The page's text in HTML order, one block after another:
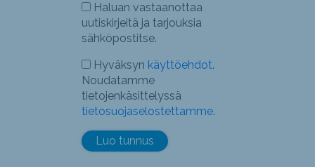
Haluan vastaanottaa
uutiskirjeitä ja tarjouksia
sähköpostitse.
Hyväksyn käyttöehdot.
Noudatamme
tietojenkäsittelyssä
tietosuojaselostettamme.